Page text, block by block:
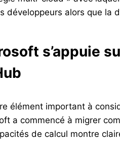
développeurs alors que la
s’appuie
élément important à
a commencé à migrer
de calcul montre